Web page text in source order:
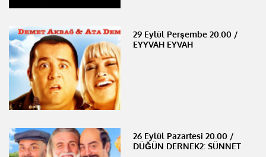
29 Eylül Perşembe 20.00 /
EYYVAH EYVAH
26 Eylül Pazartesi 20.00 /
DÜĞÜN DERNEK2: SÜNNET